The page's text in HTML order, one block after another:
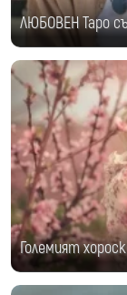
ЛЮБОВЕН Таро
Големият